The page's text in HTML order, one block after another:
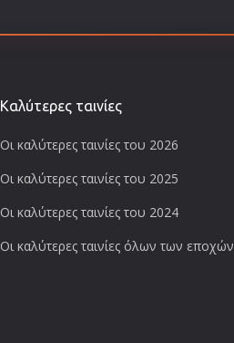
Καλύτερες ταινίες
Οι καλύτερες ταινίες του 2026
Οι καλύτερες ταινίες του 2025
Οι καλύτερες ταινίες του 2024
Οι καλύτερες ταινίες όλων των εποχών